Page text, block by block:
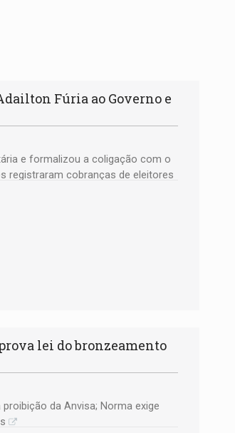
Fúria ao Governo e
e formalizou a coligação com o
registraram cobranças de eleitores
lei do bronzeamento
da Anvisa; Norma exige